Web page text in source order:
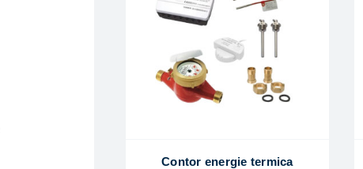
Contor energie termica